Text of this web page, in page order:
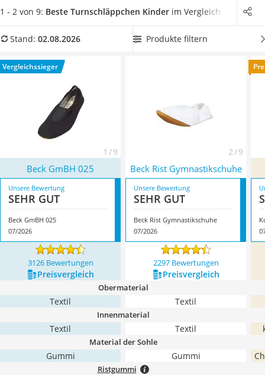
Handgepäck-Koffer
Wanderschuhe Herren
Sicherheitsweste Reiten
Service
Farbe, Material, Passform und Preis nach Ihrem Bedarf zu
Turnschläppchen mit der
passenden Schuhweite und
Test mit Bravour besteht. Überzeugt hat uns hier im August
2026 besonders das Modell
Eigenschaften.
1 - 2 von 9: Beste Turnschläppchen Kinder im Vergleich
Stand: 02.08.2026 Produkte filtern
Vergleichssieger
1 / 9 2 / 9
Beck GmBH 025 Beck Rist Gymnastikschuhe
Unsere Bewertung
SEHR GUT
Beck GmBH 025
07/2026
Unsere Bewertung
SEHR GUT
Beck Rist Gymnastikschuhe
07/2026
3126 Bewertungen 2297 Bewertungen
Preis­vergleich Preis­vergleich
Obermaterial
Textil Textil
Innenmaterial
Textil Textil
Material der Sohle
Gummi Gummi
Ristgummi